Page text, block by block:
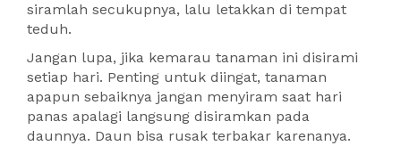
siramlah secukupnya, lalu letakkan di tempat
teduh.
Jangan lupa, jika kemarau tanaman ini disirami
setiap hari. Penting untuk diingat, tanaman
apapun sebaiknya jangan menyiram saat hari
panas apalagi langsung disiramkan pada
daunnya. Daun bisa rusak terbakar karenanya.